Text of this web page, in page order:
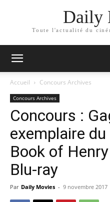
Daily
Toute l'actualité du
Accueil Concours Archives
Concours Archives
Concours :
exemplaire
Book of
Blu-ray
Par Daily Movies - 9 novembre 2017